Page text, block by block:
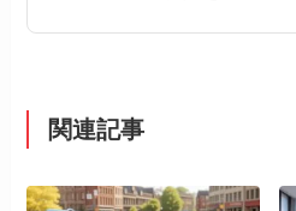
関連記事